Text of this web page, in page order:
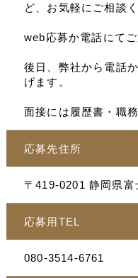
ど、お気軽にご相談く
web応募か電話にて
後日、弊社から電話
げます。
面接には履歴書・職
応募先住所
〒419-0201 静岡県
応募用TEL
080-3514-6761